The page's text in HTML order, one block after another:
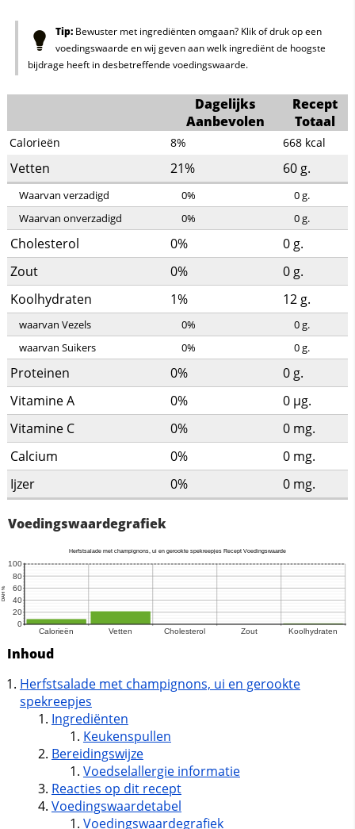
Tip:Bewuster met ingrediënten omgaan? Klik of druk op een
voedingswaarde en wij geven aan welk ingrediënt de hoogste
bijdrage heeft in desbetreffende voedingswaarde.
Dagelijks
Aanbevolen
Recept
Totaal
Calorieën 8% 668 kcal
Vetten 21% 60g.
Waarvan verzadigd 0% 0g.
Waarvan onverzadigd
0% 0g.
Cholesterol 0% 0g.
Zout
0% 0g.
Koolhydraten
1% 12g.
waarvan Vezels 0% 0g.
waarvan Suikers
0% 0g.
Proteinen 0% 0g.
Vitamine A
0% 0 µg.
Vitamine C
0% 0 mg.
Calcium
0% 0 mg.
Ijzer
0% 0 mg.
Voedingswaardegrafiek
Inhoud
Herfstsalade met champignons, ui en gerookte
spekreepjes
Ingrediënten
Keukenspullen
Bereidingswijze
Voedselallergie informatie
Reacties op dit recept
Voedingswaardetabel
Voedingswaardegrafiek